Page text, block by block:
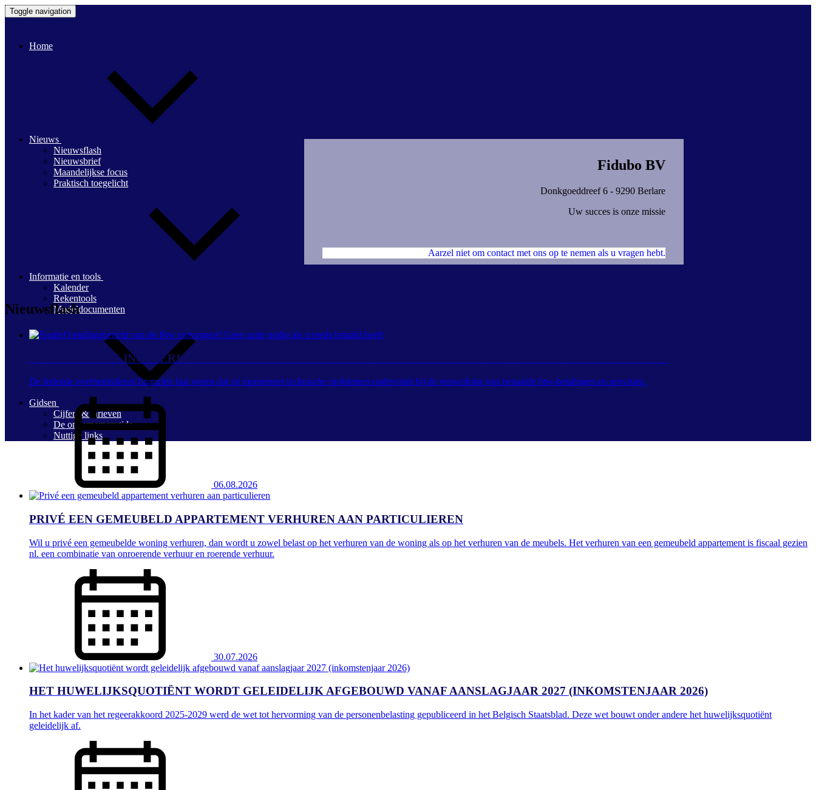
Toggle navigation
Home
Nieuws
Nieuwsflash
Nieuwsbrief
Maandelijkse focus
Praktisch toegelicht
Informatie en tools
Kalender
Rekentools
Modeldocumenten
Gidsen
Cijfers & tarieven
De ondernemersgids
Nuttige links
Fidubo BV
Donkgoeddreef 6 - 9290 Berlare
Uw succes is onze missie
Aarzel niet om contact met ons op te nemen als u vragen hebt.
Nieuwsflash
FOUTIEF BETALINGSBERICHT VAN DE BTW ONTVANGEN? GEEN ACTIE NODIG ALS U REEDS BETAALD HEEFT
De federale overheidsdienst financiën laat weten dat zij momenteel technische problemen ondervindt bij de verwerking van bepaalde btw-betalingen en provisies.
06.08.2026
PRIVÉ EEN GEMEUBELD APPARTEMENT VERHUREN AAN PARTICULIEREN
Wil u privé een gemeubelde woning verhuren, dan wordt u zowel belast op het verhuren van de woning als op het verhuren van de meubels. Het verhuren van een gemeubeld appartement is fiscaal gezien
nl. een combinatie van onroerende verhuur en roerende verhuur.
30.07.2026
HET HUWELIJKSQUOTIËNT WORDT GELEIDELIJK AFGEBOUWD VANAF AANSLAGJAAR 2027 (INKOMSTENJAAR 2026)
In het kader van het regeerakkoord 2025-2029 werd de wet tot hervorming van de personenbelasting gepubliceerd in het Belgisch Staatsblad. Deze wet bouwt onder andere het huwelijksquotiënt
geleidelijk af.